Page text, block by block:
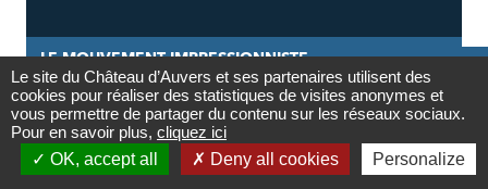
Contact

Newsletter
LE MOUVEMENT IMPRESSIONNISTE
27/05/2020
L’impressionnisme au prisme des
sciences cognitives
Le site du Château d’Auvers et ses partenaires utilisent des
cookies pour réaliser des statistiques de visites anonymes et
vous permettre de partager du contenu sur les réseaux sociaux.
Pour en savoir plus, cliquez ici
OK, accept all
Deny all cookies Personalize